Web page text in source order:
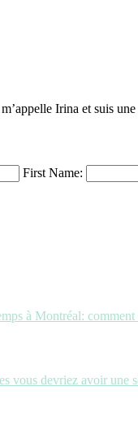
Irina et suis
First Name:
à Montréal: comment
vous devriez avoir une